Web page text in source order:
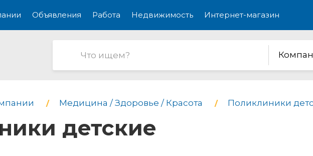
Объявления Работа Недвижимость Интернет-магазин
Медицина / Здоровье / Красота Поликлиники
детские